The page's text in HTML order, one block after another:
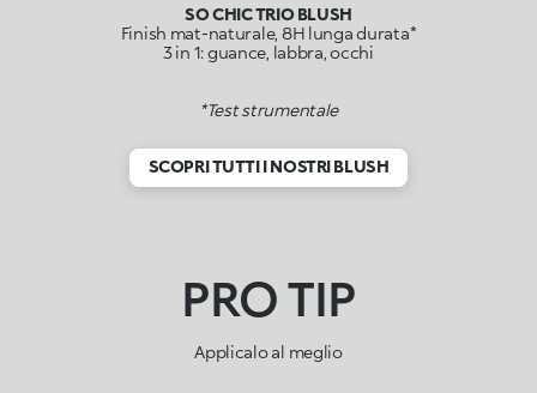
SO CHIC TRIO BLUSH
Finish mat-naturale, 8H lunga durata*
3 in 1: guance, labbra, occhi
*Test strumentale
SCOPRI TUTTI I NOSTRI BLUSH
PRO TIP
Applicalo al meglio